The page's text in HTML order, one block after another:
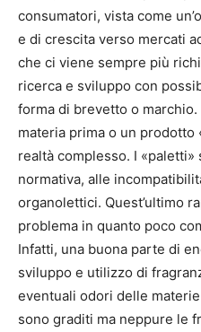
consumatori, vista come
e di crescita verso mercati
che ci viene sempre più
ricerca e sviluppo con
forma di brevetto o
materia prima o un prodotto
realtà complesso. I
normativa, alle
organolettici. Quest’ultimo
problema in quanto poco
Infatti, una buona parte di
sviluppo e utilizzo di
eventuali odori delle
sono graditi ma neppure le